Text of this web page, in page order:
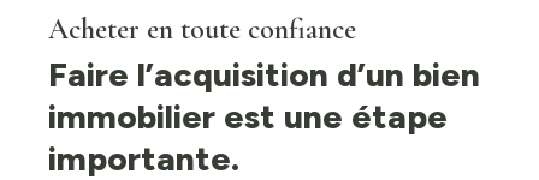
Acheter en toute confiance
Faire l’acquisition d’un bien
immobilier est une étape
importante.